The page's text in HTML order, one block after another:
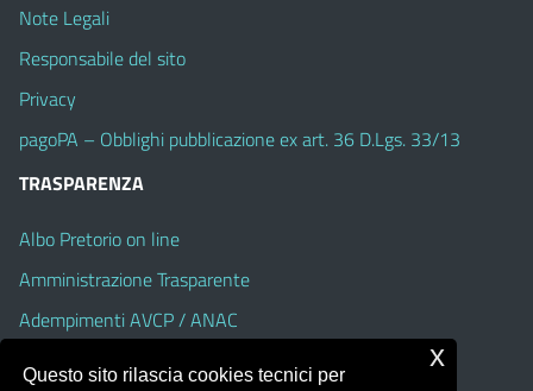
Note Legali
Responsabile del sito
Privacy
pagoPA – Obblighi pubblicazione ex art. 36 D.Lgs. 33/13
TRASPARENZA
Albo Pretorio on line
Amministrazione Trasparente
Adempimenti AVCP / ANAC
Questo sito rilascia cookies tecnici per
x